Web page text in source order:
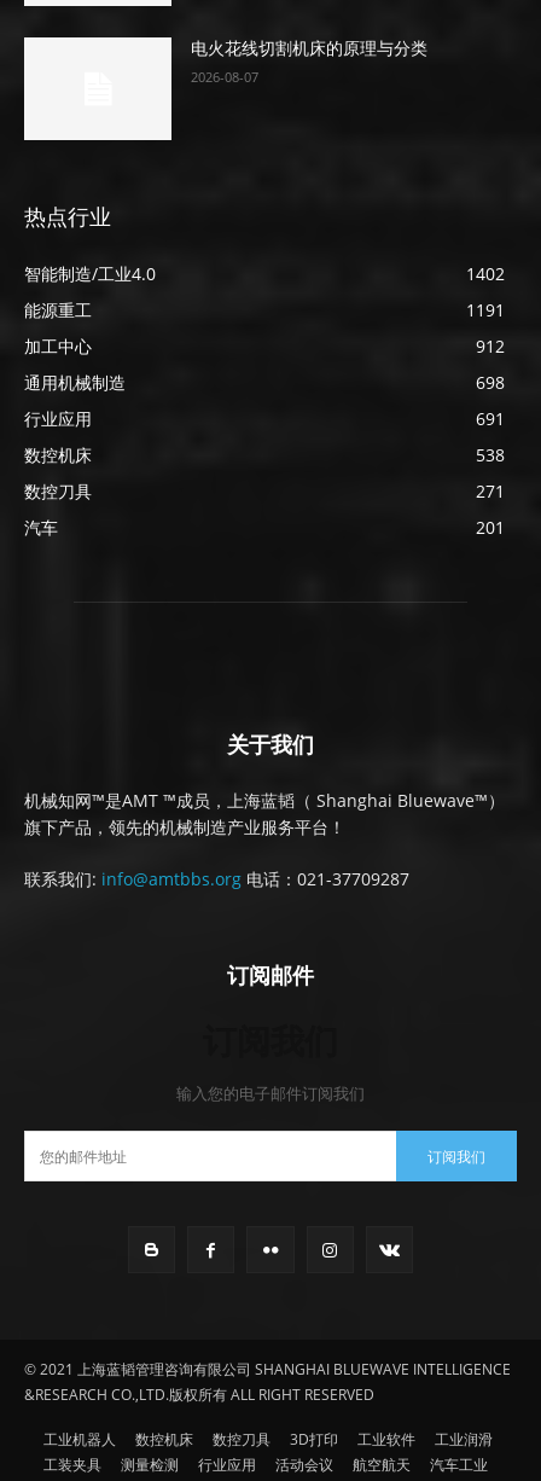
电火花线切割机床的原理与分类
2026-08-07
热点行业
智能制造/工业4.0
1402
能源重工
1191
加工中心
912
通用机械制造
698
行业应用
691
数控机床
538
数控刀具
271
汽车
201
关于我们
机械知网™是AMT ™成员，上海蓝韬（ Shanghai Bluewave™）
旗下产品，领先的机械制造产业服务平台！
联系我们: info@amtbbs.org 电话：021-37709287
订阅邮件
输入您的电子邮件订阅我们
订阅我们
© 2021 上海蓝韬管理咨询有限公司 SHANGHAI BLUEWAVE INTELLIGENCE
&RESEARCH CO.,LTD.版权所有 ALL RIGHT RESERVED
工业机器人 数控机床 数控刀具 3D打印 工业软件
工业润滑
工装夹具
测量检测 行业应用 活动会议 航空航天
汽车工业